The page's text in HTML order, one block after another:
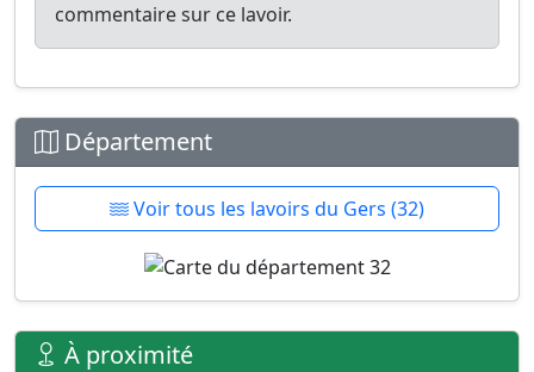
commentaire sur ce lavoir.
Département
Voir tous les lavoirs du Gers (32)
À proximité